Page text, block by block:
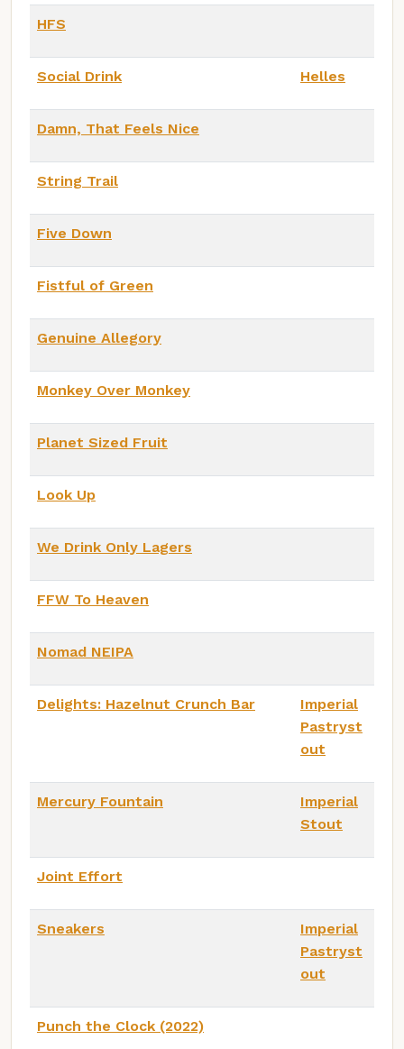
HFS
Social Drink Helles
Damn, That Feels Nice
String Trail
Five Down
Fistful of Green
Genuine Allegory
Monkey Over Monkey
Planet Sized Fruit
Look Up
We Drink Only Lagers
FFW To Heaven
Nomad NEIPA
Delights: Hazelnut Crunch Bar
Imperial
Pastryst
out
Mercury Fountain
Imperial
Stout
Joint Effort
Sneakers
Imperial
Pastryst
out
Punch the Clock (2022)